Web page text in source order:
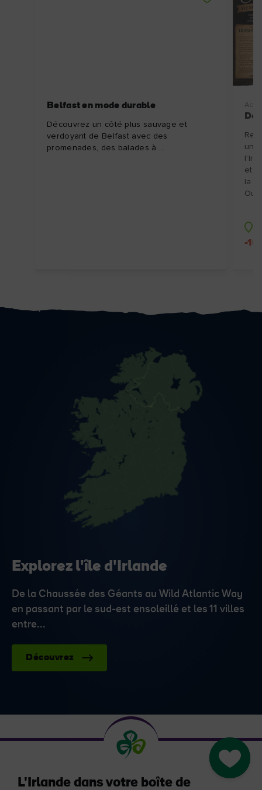
Go to
Belfast en mode durable
Découvrez un côté plus sauvage et
verdoyant de Belfast avec des
promenades, des balades à ...
une
et
la
-10
Explorez l'île d'Irlande
De la Chaussée des Géants au Wild Atlantic Way
en passant par le sud-est ensoleillé et les 11 villes
entre...
Découvrez
L'Irlande dans votre boîte de